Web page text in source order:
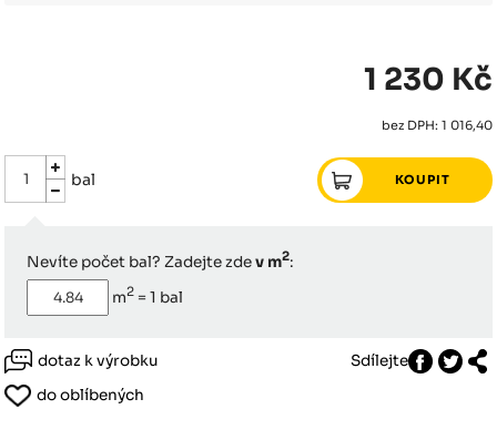
1 230 Kč
bez DPH: 1 016,40
bal
Nevíte počet bal? Zadejte zdev m2:
m2 =1 bal
dotaz k výrobku
Sdílejte
do oblíbených